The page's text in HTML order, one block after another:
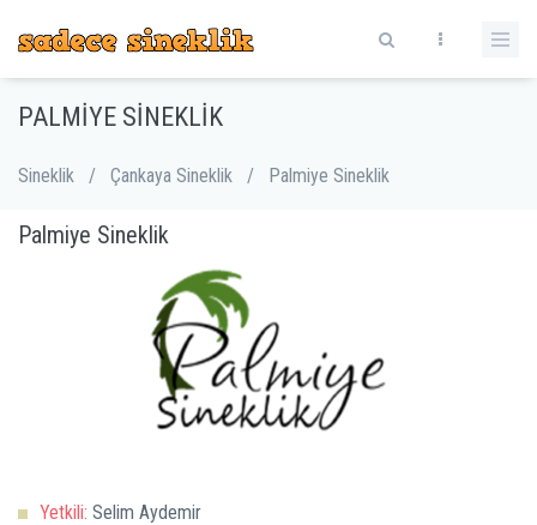
PALMIYE SINEKLIK
Sineklik / Çankaya Sineklik / Palmiye Sineklik
Palmiye Sineklik
Yetkili: Selim Aydemir